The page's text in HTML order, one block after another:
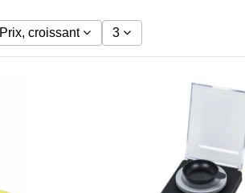
Prix, croissant 3